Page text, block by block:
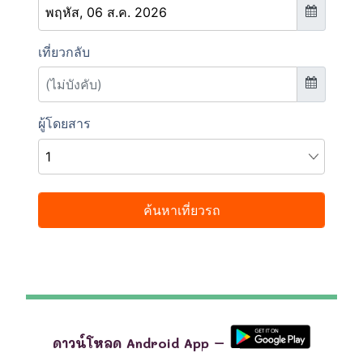
ดาวน์โหลด Android App –